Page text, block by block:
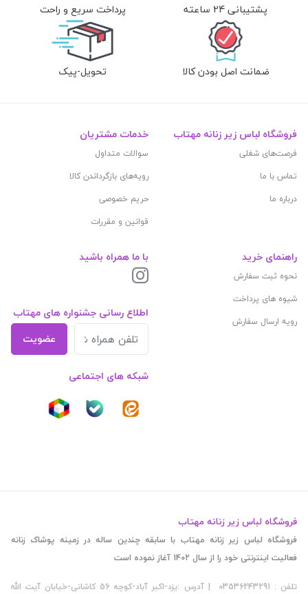
پشتیبانی 24 ساعته پرداخت سریع و راحت
ضمانت اصل بودن کالا تحویل-پیک
فروشگاه لباس زیر زنانه مهتاب
فرصت‌های شغلی
تماس با ما
درباره ما
خدمات مشتریان
سوالات متداول
رویه‌های بازگرداندن کالا
حریم خصوصی
قوانین و مقررات
راهنمای خرید
نحوه ثبت سفارش
شیوه های پرداخت
رویه ارسال سفارش
با ما همراه باشید
اطلاع رسانی جشنواره های مهتاب
عضویت
شبکه های اجتماعی
فروشگاه لباس زیر زنانه مهتاب
فروشگاه لباس زیر زنانه مهتاب با سابقه چندین ساله در زمینه پوشاک زنانه
فعالیت اینترنتی خود را از سال 1402 آغاز نموده است
تلفن : 03536243291 | آدرس :یزد-اکبر آباد-کوچه 56 کاشانی-خیابان آیت الله